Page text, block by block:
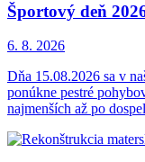
Športový deň
6. 8. 2026
Dňa 15.08.2026 sa v
ponúkne pestré
najmenších až po